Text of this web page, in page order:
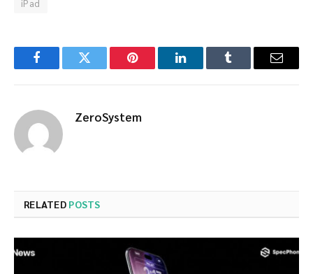
iPad
FacebookTwitter Pinterest LinkedInTumblr Email
ZeroSystem
RELATED POSTS